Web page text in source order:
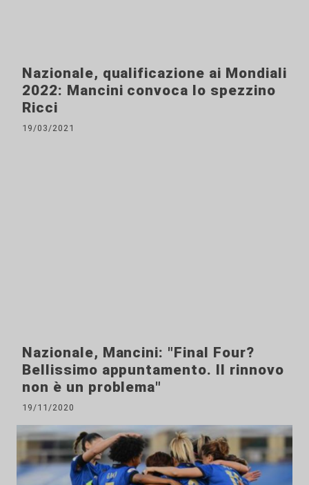
Nazionale, qualificazione ai Mondiali
2022: Mancini convoca lo spezzino
Ricci
19/03/2021
Nazionale, Mancini: "Final Four?
Bellissimo appuntamento. Il rinnovo
non è un problema"
19/11/2020